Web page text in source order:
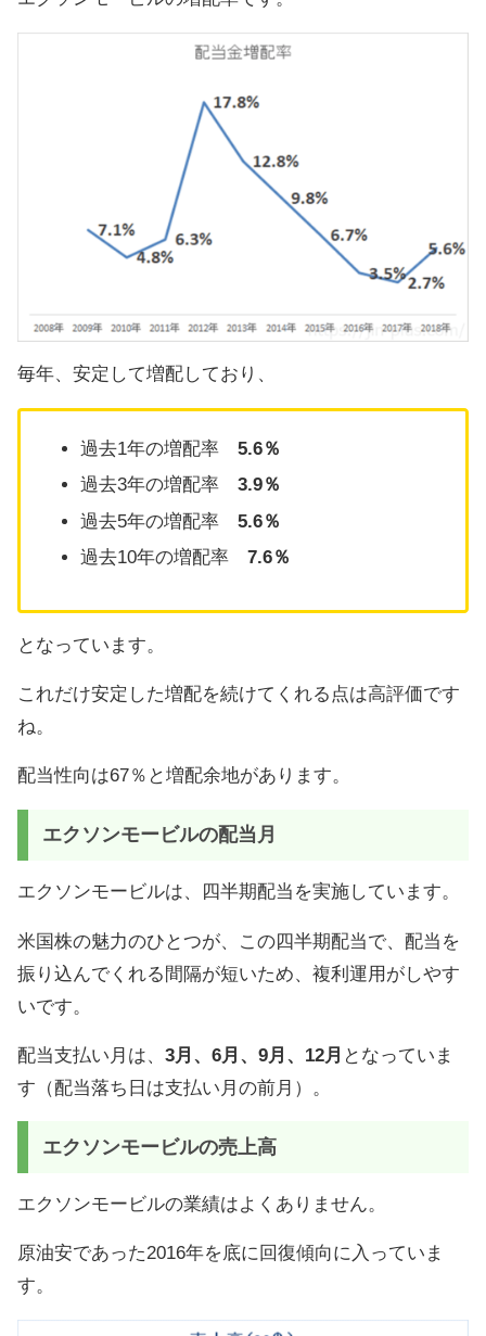
毎年、安定して増配しており、
過去1年の増配率 5.6％
過去3年の増配率 3.9％
過去5年の増配率 5.6％
過去10年の増配率 7.6％
となっています。
これだけ安定した増配を続けてくれる点は高評価です
ね。
配当性向は67％と増配余地があります。
エクソンモービルの配当月
エクソンモービルは、四半期配当を実施しています。
米国株の魅力のひとつが、この四半期配当で、配当を
振り込んでくれる間隔が短いため、複利運用がしやす
いです。
配当支払い月は、 3月、6月、9月、12月 となっていま
す（配当落ち日は支払い月の前月）。
エクソンモービルの売上高
エクソンモービルの業績はよくありません。
原油安であった2016年を底に回復傾向に入っていま
す。